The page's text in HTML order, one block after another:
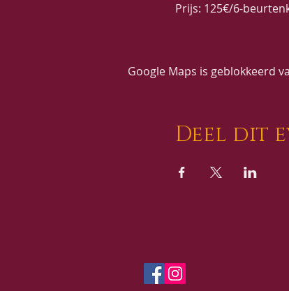
Prijs: 125€/6-
Google Maps is geblokkeerd
Deel dit